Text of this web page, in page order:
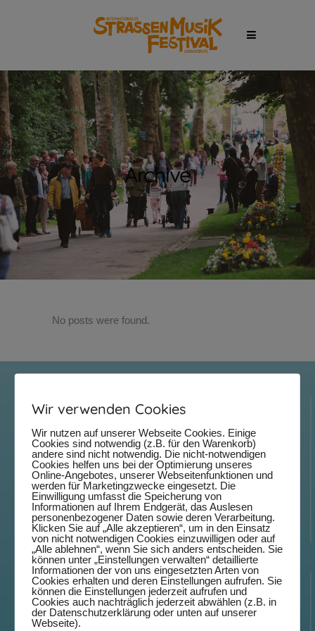
Archive
No posts were found.
Internationales Straßenmusikfestival
Ludwigsburg
Musik aus der ganzen Welt in einer einzigartigen Kulisse,
hochkarätige Musiker:innen auf elf Bühnen, ein vielfältiges
kulinarisches Angebot und viele besondere Momente für
kleine und große Besucher: Das ist das Internationale
Straßenmusikfestival Ludwigsburg.
Infos
News
Wir verwenden Cookies
Wir nutzen auf unserer Webseite Cookies. Einige
Cookies sind notwendig (z.B. für den Warenkorb)
andere sind nicht notwendig. Die nicht-notwendigen
Cookies helfen uns bei der Optimierung unseres
Online-Angebotes, unserer Webseitenfunktionen und
werden für Marketingzwecke eingesetzt. Die
Einwilligung umfasst die Speicherung von
Informationen auf Ihrem Endgerät, das Auslesen
personenbezogener Daten sowie deren Verarbeitung.
Klicken Sie auf „Alle akzeptieren“, um in den Einsatz
von nicht notwendigen Cookies einzuwilligen oder auf
„Alle ablehnen“, wenn Sie sich anders entscheiden. Sie
können unter „Einstellungen verwalten“ detaillierte
Informationen der von uns eingesetzten Arten von
Cookies erhalten und deren Einstellungen aufrufen. Sie
können die Einstellungen jederzeit aufrufen und
Cookies auch nachträglich jederzeit abwählen (z.B. in
der Datenschutzerklärung oder unten auf unserer
Webseite).